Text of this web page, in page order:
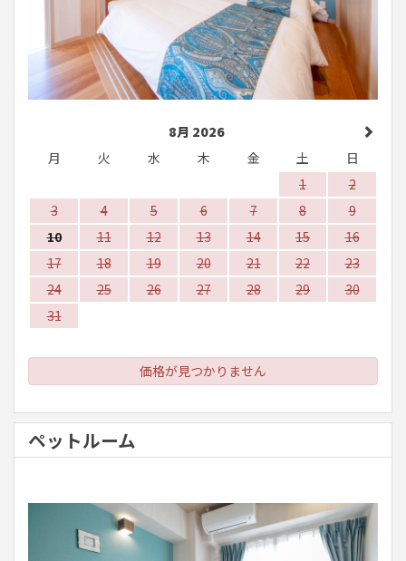
8月 2026
月
火 水 木 金 土
日
1
2
3
4 5 6 7 8
9
10
11 12 13 14 15
16
17
18 19 20 21 22
23
24
25 26 27 28 29
30
31
価格が見つかりません
ペットルーム